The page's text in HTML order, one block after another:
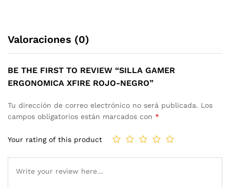
Valoraciones (0)
BE THE FIRST TO REVIEW “SILLA GAMER
ERGONOMICA XFIRE ROJO-NEGRO”
Tu dirección de correo electrónico no será publicada. Los
campos obligatorios están marcados con *
Your rating of this product